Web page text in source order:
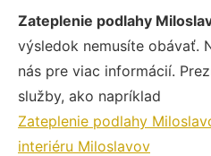
Zateplenie podlahy
výsledok nemusíte obávať.
nás pre viac informácií.
služby, ako napríklad
Zateplenie podlahy
interiéru Miloslavov